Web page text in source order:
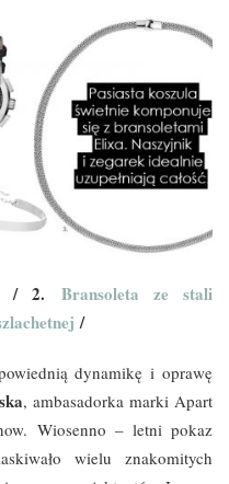
/ 2. Bransoleta ze stali
/
dynamikę i oprawę
, ambasadorka marki Apart
Wiosenno – letni pokaz
wielu znakomitych